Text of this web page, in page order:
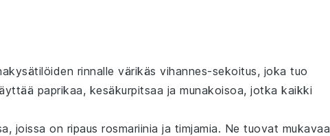
rinnalle värikäs vihannes-sekoitus, joka tuo
paprikaa, kesäkurpitsaa ja munakoisoa, jotka kaikki
joissa on ripaus rosmariinia ja timjamia. Ne tuovat mukavaa